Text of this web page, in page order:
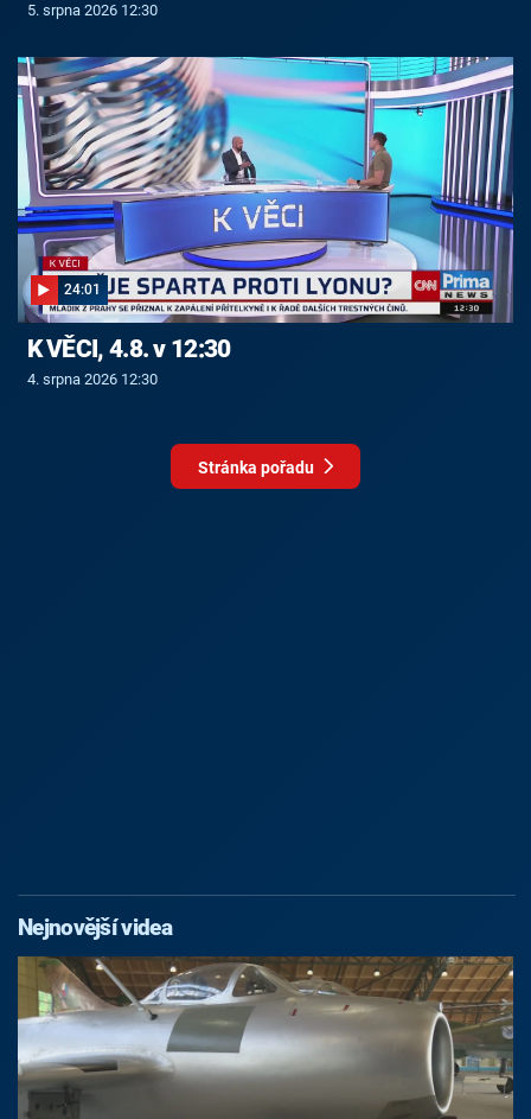
5. srpna 2026 12:30
24:01
K VĚCI, 4.8. v 12:30
4. srpna 2026 12:30
Stránka pořadu
Nejnovější videa